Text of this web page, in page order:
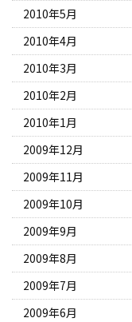
2010年5月
2010年4月
2010年3月
2010年2月
2010年1月
2009年12月
2009年11月
2009年10月
2009年9月
2009年8月
2009年7月
2009年6月